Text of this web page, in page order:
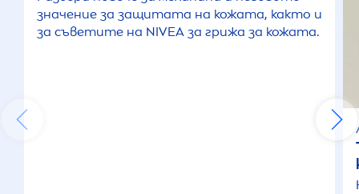
значение за защитата на кожата, както и
за съветите на NIVEA за грижа за кожата.